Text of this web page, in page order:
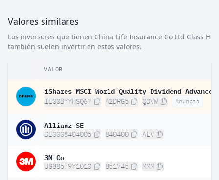
Valores similares
Los inversores que tienen China Life Insurance Co Ltd Class H
también suelen invertir en estos valores.
VALOR
IE00BYYHSQ67 A2DRG5 QDVW Anuncio
Allianz SE
DE0008404005 840400 ALV
3M Co
US88579Y1010 851745 MMM